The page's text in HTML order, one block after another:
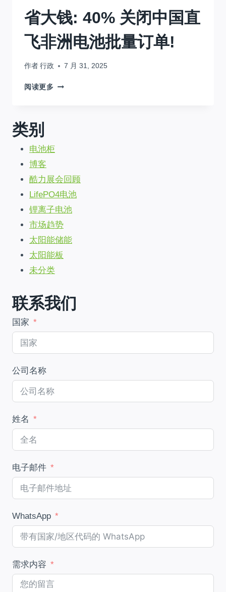
省大钱: 40% 关闭中国直
飞非洲电池批量订单!
作者 行政 7 月 31, 2025
阅读更多 省
中
飞
非
电
池
量
订
单!
类别
电池柜
博客
酷力展会回顾
LifePO4电池
锂离子电池
市场趋势
太阳能储能
太阳能板
未分类
联系我们
国家
公司名称
姓名
电子邮件
WhatsApp
需求内容